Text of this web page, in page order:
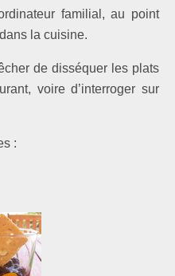
familial, au point
la cuisine.
de disséquer les plats
voire d’interroger sur
: